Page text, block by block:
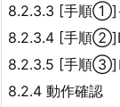
8.2.3.3 [手順①]
8.2.3.4 [手順
8.2.3.5 [手順③]
8.2.4 動作確認